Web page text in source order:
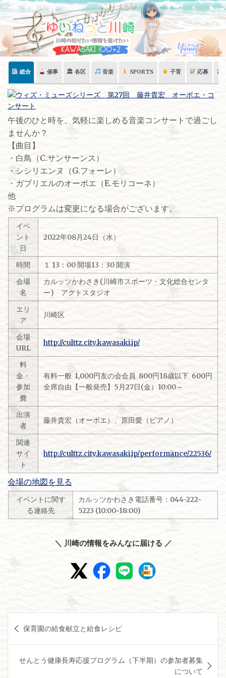
Skip
content
総合 催事 🏛 各区 音楽 SPORTS 子育 応募 🏛
午後のひと時を、気軽に楽しめる音楽コンサートで過ごし
ませんか？
【曲目】
・白鳥（C.サンサーンス）
・シシリエンヌ（G.フォーレ）
・ガブリエルのオーボエ（E.モリコーネ）
他
※プログラムは変更になる場合がございます。
イベ
ント
日
2022年08月24日（水）
時間
１ 13：00 開場13：30 開演
会場
名
カルッツかわさき(川崎市スポーツ・文化総合センタ
ー) アクトスタジオ
エリ
ア
川崎区
会場
URL
http://culttz.city.kawasaki.jp/
料
金・
参加
費
有料一般 1,000円友の会会員 800円18歳以下 600円
全席自由【一般発売】5月27日(金）10:00～
出演
者
藤井貴宏（オーボエ）、原田愛（ピアノ）
関連
サイ
ト
http://culttz.city.kawasaki.jp/performance/22536/
会場の地図を見る
イベントに関す
る連絡先
カルッツかわさき電話番号：044-222-
5223 (10:00~18:00)
＼ 川崎の情報をみんなに届ける ／
稿 保育園の給食献立と給食レシピ
せんとう健康長寿応援プログラム（下半期）の参加者募集
について